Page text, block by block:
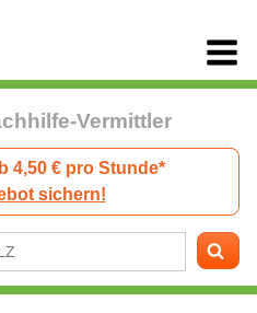
Vermittler
4,50 € pro Stunde*
sichern!